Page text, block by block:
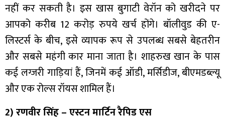
नहीं कर सकती है। इस खास बुगाटी वेरॉन को खरीदने पर
आपको करीब 12 करोड़ रुपये खर्च होंगे। बॉलीवुड की ए-
लिस्टर्स के बीच, इसे व्यापक रूप से उपलब्ध सबसे बेहतरीन
और सबसे महंगी कार माना जाता है। शाहरुख खान के पास
कई लग्जरी गाड़ियां हैं, जिनमें कई ऑडी, मर्सिडीज, बीएमडब्ल्यू
और एक रोल्स रॉयस शामिल हैं।
2) रणवीर सिंह – एस्टन मार्टिन रैपिड एस